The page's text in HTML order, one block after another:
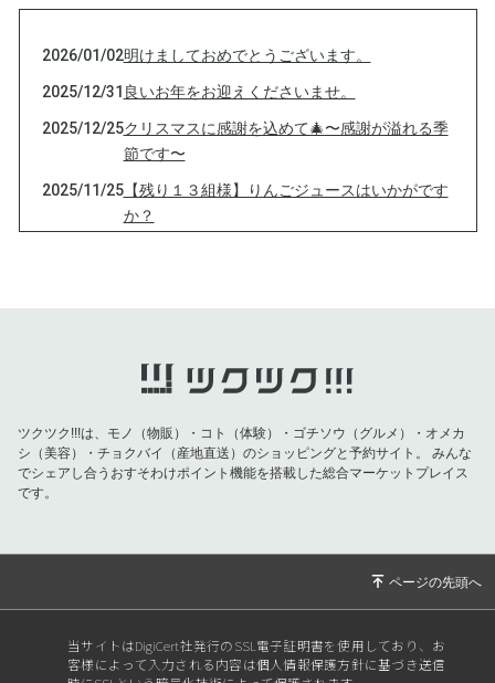
2026/01/02明けましておめでとうございます。
2025/12/31 良いお年をお迎えくださいませ。
2025/12/25クリスマスに感謝を込めて🎄〜感謝が溢れる季
節です〜
2025/11/25【残り１３組様】りんごジュースはいかがです
か？
2025/10/14今季りんご初出荷♪
【りんごジュース残り１８組様】お祭りシーズ
2025/03/20宇宙元旦〜春分の日🌸
2025/03/13 リアルで体験すると言う事〜京都訪問〜
2025/01/03明けましておめでとうございます。
2024/11/21 秋と冬の景色と週間ランキング
ツクツク!!!は、モノ（物販）・コト（体験）・ゴチソウ（グルメ）・オメカ
シ（美容）・チョクバイ（産地直送）のショッピングと予約サイト。
みんな
でシェアし合うおすそわけポイント機能を搭載した総合マーケットプレイス
です。
当サイトはDigiCert社発行のSSL電子証明書を使用しており、お
客様によって入力される内容は個人情報保護方針に基づき送信